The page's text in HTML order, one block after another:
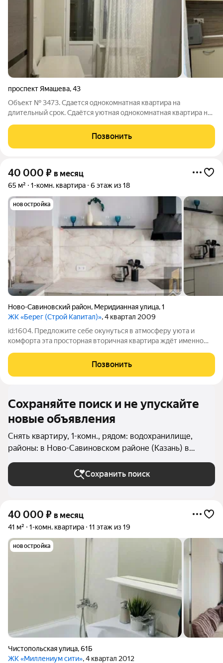
проспект Ямашева,43
Объект № 3473. Сдается однокомнатная квартира на
длительный срок. Сдаётся уютная однокомнатная квартира на
году, оснащён пассажирским и грузовым лифтами. До станции
метро "Козья слобода" можно
Позвонить
40 000 ₽ в месяц
65 м² 1-комн. квартира 6 этаж из 18
новостройка
Ново-Савиновский район, Меридианная улица,1
ЖК «Берег (Строй Капитал)», 4 квартал 2009
id:1604. Предложите себе окунуться в атмосферу уюта и
комфорта эта просторная вторичная квартира ждёт именно
подарит вам ощущение гармонии и спокойствия. Общая
площадь квартиры составляет 65
Позвонить
Сохраняйте поиск и не упускайте
новые объявления
Снять квартиру, 1-комн., рядом: водохранилище,
районы: в Ново-Савиновском районе (Казань) в
Казани
Сохранить поиск
40 000 ₽ в месяц
41 м² 1-комн. квартира 11 этаж из 19
новостройка
Чистопольская улица,61Б
ЖК «Миллениум сити», 4 квартал 2012